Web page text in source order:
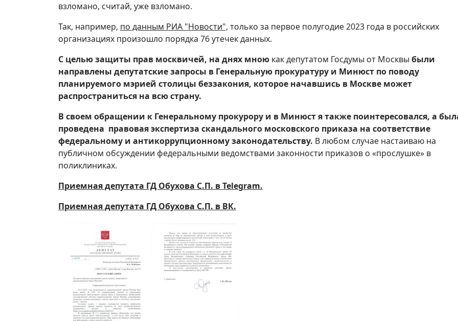
взломано, считай, уже взломано.
Так, например, по данным РИА "Новости", только за первое полугодие 2023 года в российских
организациях произошло порядка 76 утечек данных.
С целью защиты прав москвичей, на днях мною какдепутатом Госдумы от Москвы были
направлены депутатские запросы в Генеральную прокуратуру и Минюст по поводу
планируемого мэрией столицы беззакония, которое начавшись в Москве может
распространиться на всю страну.
В своем обращении к Генеральному прокурору и в Минюст я также поинтересовался, а
проведена правовая экспертиза скандального московского приказа на соответствие
федеральному и антикоррупционному законодательству. В любом случае настаиваю на
публичном обсуждении федеральными ведомствами законности приказов о «прослушке» в
поликлиниках.
Приемная депутата ГД Обухова С.П. в Telegram.
Приемная депутата ГД Обухова С.П. в ВК.